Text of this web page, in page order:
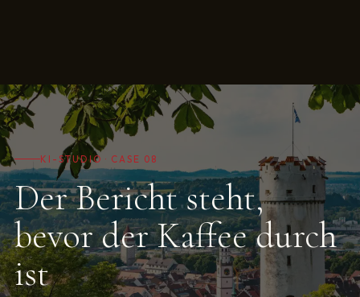
KI-STUDIO · CASE 08
Der Bericht steht,
bevor der Kaffee durch
ist